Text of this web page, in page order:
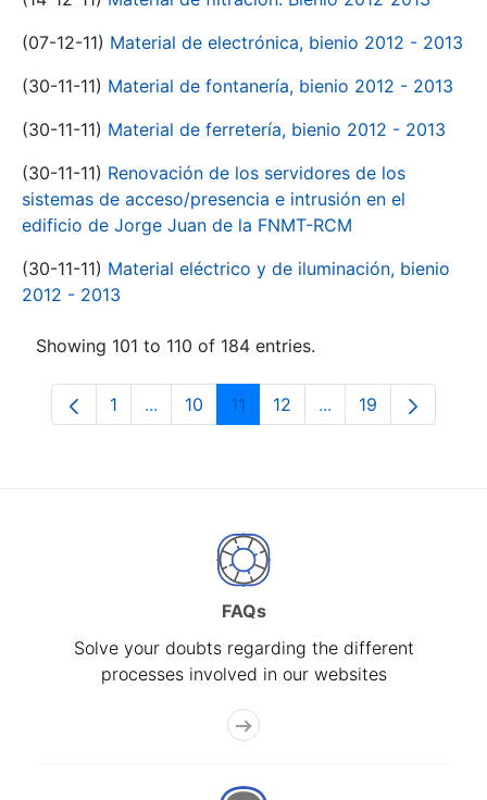
(07-12-11) Material de electrónica, bienio 2012 - 2013
(30-11-11) Material de fontanería, bienio 2012 - 2013
(30-11-11) Material de ferretería, bienio 2012 - 2013
(30-11-11) Renovación de los servidores de los
sistemas de acceso/presencia e intrusión en el
edificio de Jorge Juan de la FNMT-RCM
(30-11-11) Material eléctrico y de iluminación, bienio
2012 - 2013
Showing 101 to 110 of 184 entries.
Page
1 ...Intermediate Pages Use TAB to navigate.
Page
10 Page
11 Page
12 ...Intermediate
Page
19
FAQs
Solve your doubts regarding the different
processes involved in our websites